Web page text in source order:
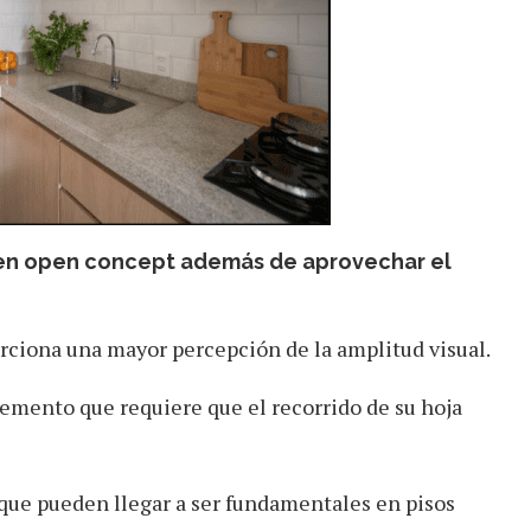
open concept además de aprovechar el
una mayor percepción de la amplitud visual.
que requiere que el recorrido de su hoja
pueden llegar a ser fundamentales en pisos